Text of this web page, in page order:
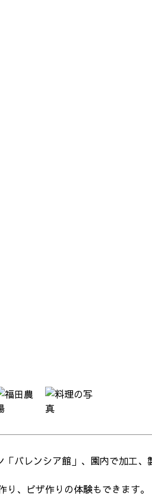
バレンシア館」、園内で加工
、ピザ作りの体験もできます